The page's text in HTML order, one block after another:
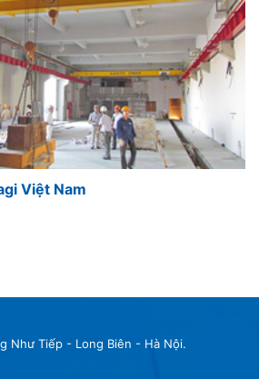
Việt Nam
Như Tiếp - Long Biên - Hà Nội.